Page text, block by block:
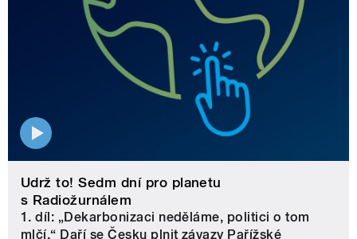
Udrž to! Sedm dní pro planetu
s Radiožurnálem
1. díl: „Dekarbonizaci neděláme, politici o tom
mlčí.“ Daří se Česku plnit závazy Pařížské